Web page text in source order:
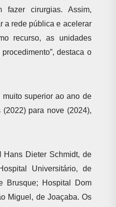
cirurgias. Assim,
a rede pública e acelerar
recurso, as unidades
destaca o
muito superior ao ano de
para nove (2024),
Hans Dieter Schmidt, de
Universitário, de
Brusque; Hospital Dom
Miguel, de Joaçaba. Os